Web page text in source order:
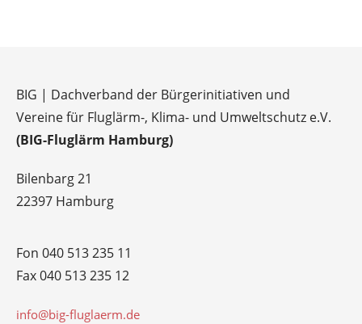
BIG | Dachverband der Bürgerinitiativen und
Vereine für Fluglärm-, Klima- und Umweltschutz e.V.
(BIG-Fluglärm Hamburg)
Bilenbarg 21
22397 Hamburg
Fon 040 513 235 11
Fax 040 513 235 12
info@big-fluglaerm.de